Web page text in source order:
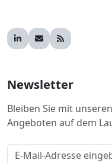
Newsletter
Bleiben Sie mit
Angeboten auf dem